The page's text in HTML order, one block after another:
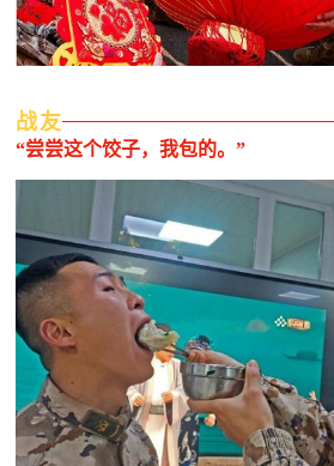
退
役
人
风
采
退
军
服
役
军
人
文
化
国
战友
“尝尝这个饺子，我包的。”